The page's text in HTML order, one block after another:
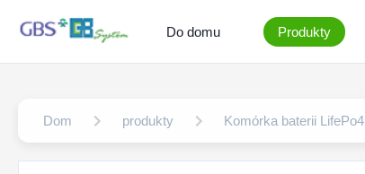
Do domu Produkty
Dom produkty Komórka baterii LifePo4